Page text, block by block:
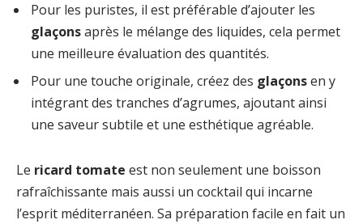
Pour les puristes, il est préférable d’ajouter les
glaçonsaprès le mélange des liquides, cela permet
une meilleure évaluation des quantités.
Pour une touche originale, créez des glaçonsen y
intégrant des tranches d’agrumes, ajoutant ainsi
une saveur subtile et une esthétique agréable.
Le ricard tomate est non seulement une boisson
rafraîchissante mais aussi un cocktail qui incarne
l’esprit méditerranéen. Sa préparation facile en fait un